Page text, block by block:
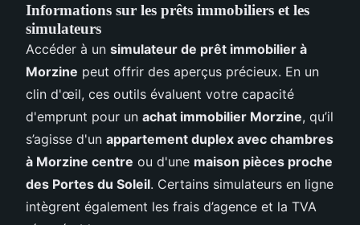
Informations sur les prêts immobiliers et les
simulateurs
Accéder à un simulateur de prêt immobilier à
Morzine peut offrir des aperçus précieux. En un
clin d'œil, ces outils évaluent votre capacité
d'emprunt pour un achat immobilier Morzine, qu’il
s’agisse d'un appartement duplex avec chambres
à Morzine centre ou d'une maison pièces proche
des Portes du Soleil. Certains simulateurs en ligne
intègrent également les frais d’agence et la TVA